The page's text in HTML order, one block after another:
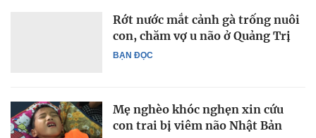
BẠN ĐỌC
Rớt nước mắt cảnh gà trống nuôi
con, chăm vợ u não ở Quảng Trị
Mẹ nghèo khóc nghẹn xin cứu
con trai bị viêm não Nhật Bản